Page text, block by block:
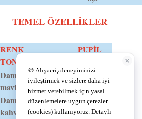
TEMEL ÖZELLİKLER
RENK
TONLARI
DIA
PUPİL
Damarlı yapıda
mavi.
14,0 4,8
Damarlı yapıda
kahve.
14,0 4,8